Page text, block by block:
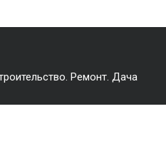
Ремонт. Дача